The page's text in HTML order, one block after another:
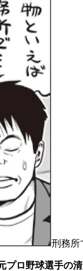
刑務所
ロ野球選手